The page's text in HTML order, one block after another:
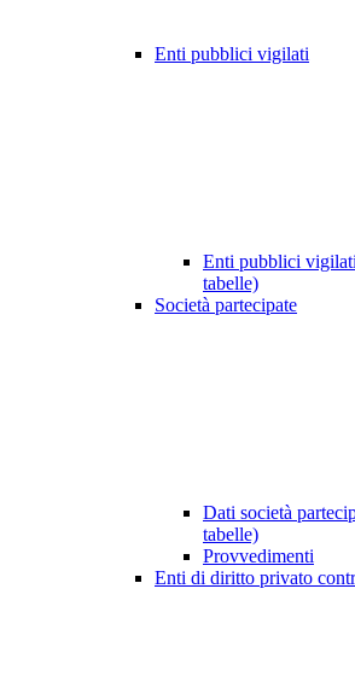
Enti pubblici vigilati
Enti pubblici
tabelle)
Società partecipate
Dati società
tabelle)
Provvedimenti
Enti di diritto privato